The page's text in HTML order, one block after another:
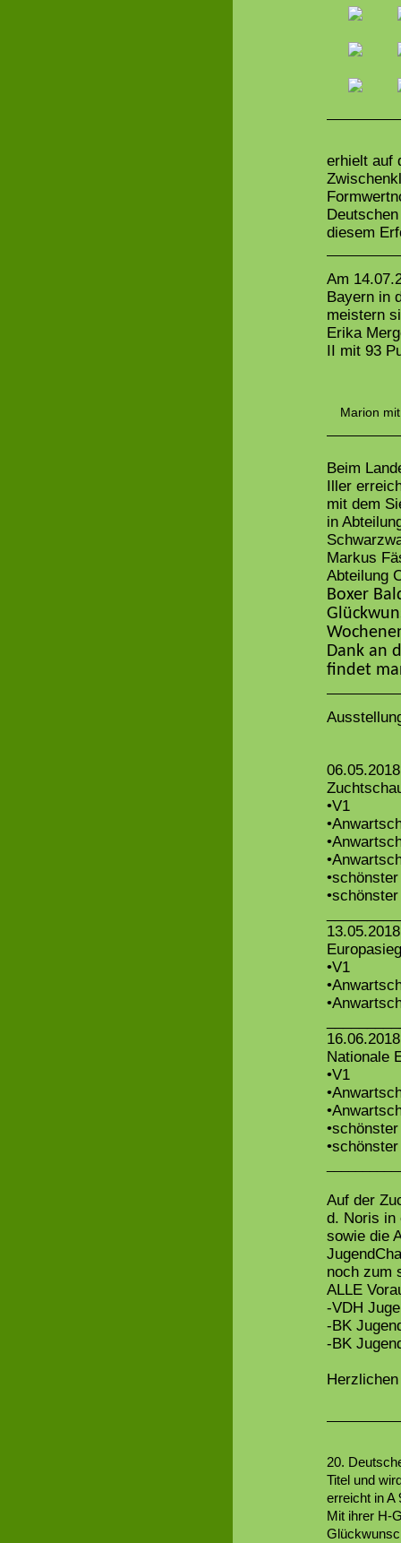
erhielt auf
diesem
Am
Bayern in
meistern
Erika
II mit 93
Marion
Beim
Iller
mit dem
in
Markus
Abteilung
Boxer
Dank an
findet
06.05.2018
•V1
13.05.2018
•V1
16.06.2018
Nationale
•V1
Auf der
d. Noris in
sowie die
noch zum
ALLE
-VDH
-BK
-BK
20.
Titel und
erreicht in A
Mit ihrer H-